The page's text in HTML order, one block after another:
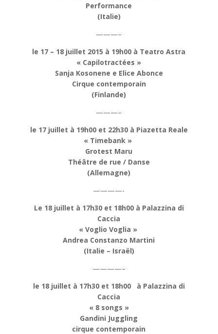
Performance
(Italie)
———–
le 17 – 18 juillet 2015 à 19h00 à Teatro Astra
« Capilotractées »
Sanja Kosonene e Elice Abonce
Cirque contemporain
(Finlande)
———–
le 17 juillet à 19h00 et 22h30 à Piazetta Reale
« Timebank »
Grotest Maru
Théâtre de rue / Danse
(Allemagne)
————-
Le 18 juillet à 17h30 et 18h00 à Palazzina di
Caccia
« Voglio Voglia »
Andrea Constanzo Martini
(Italie – Israël)
————–
le 18 juillet à 17h30 et 18h00 à Palazzina di
Caccia
« 8 songs »
Gandini Juggling
cirque contemporain